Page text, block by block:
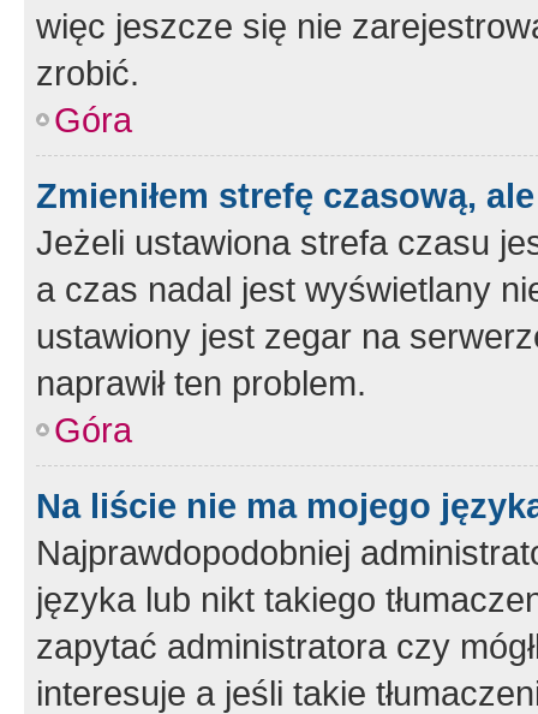
więc jeszcze się nie
zrobić.
Góra
Zmieniłem strefę czasową,
Jeżeli ustawiona strefa czasu
a czas nadal jest wyświetlany
ustawiony jest zegar na
naprawił ten problem.
Góra
Na liście nie ma mojego
Najprawdopodobniej
języka lub nikt takiego
zapytać administratora czy
interesuje a jeśli takie